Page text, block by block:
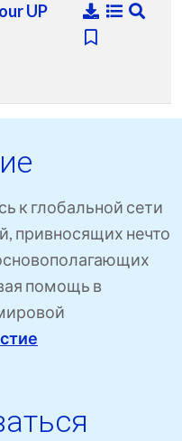
UP
к глобальной сети
привносящих нечто
помощь в